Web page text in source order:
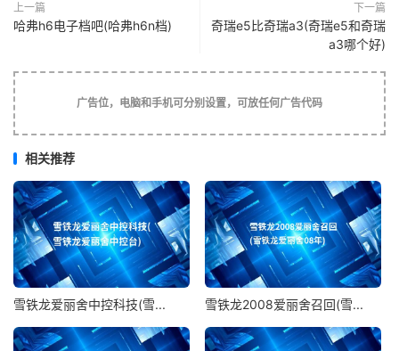
1、ABS轮速传感器损坏或者脏污。需要清理或者更换
2、ABS信号轮损坏或者脏污。需要清理或者更换轴
承。
3、ABS控制单元损坏造成故障灯点亮。需要更换控制
单元。
4、四轮定位不正确，车辆四轮转速和方向角度不一
样，导致ABS灯点亮。需要进行四轮定位，如有必要更换损
坏的部件。
上一篇
哈弗h6电子档吧(哈弗h6n档)
下一篇
奇瑞e5比奇瑞a3(奇瑞e5和奇瑞
a3哪个好)
广告位，电脑和手机可分别设置，可放任何广告代码
相关推荐
雪铁龙爱丽舍中控科技(雪... 雪铁龙2008爱丽舍召回(雪...